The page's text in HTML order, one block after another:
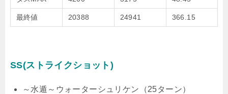
最終値 20388 24941 366.15
SS(ストライクショット)
～水遁～ウォーターシュリケン（25ターン）